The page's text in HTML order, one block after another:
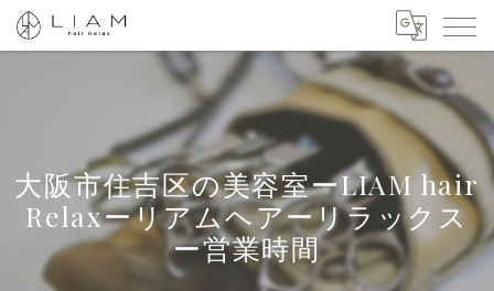
大阪市住吉区の美容室ーLIAM hair
Relaxーリアムヘアーリラックス
ー営業時間